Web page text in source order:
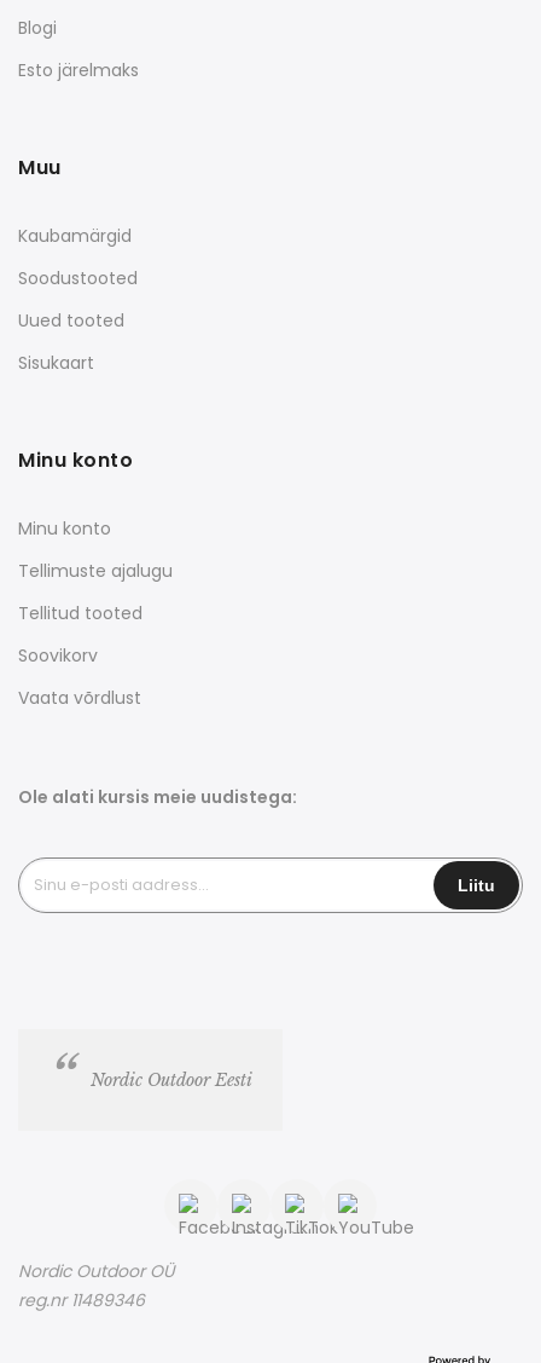
Blogi
Esto järelmaks
Muu
Kaubamärgid
Soodustooted
Uued tooted
Sisukaart
Minu konto
Minu konto
Tellimuste ajalugu
Tellitud tooted
Soovikorv
Vaata võrdlust
Ole alati kursis meie uudistega:
Nordic Outdoor Eesti
Nordic Outdoor OÜ
reg.nr 11489346